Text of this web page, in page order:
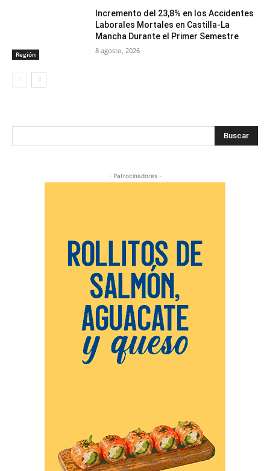
Región
Incremento del 23,8% en los Accidentes
Laborales Mortales en Castilla-La
Mancha Durante el Primer Semestre
8 agosto, 2026
Buscar
- Patrocinadores -